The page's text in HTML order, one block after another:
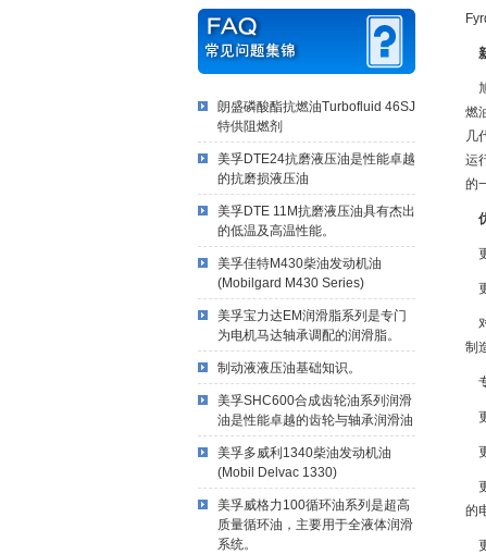
朗盛磷酸酯抗燃油Turbofluid 46SJ
特供阻燃剂
美孚DTE24抗磨液压油是性能卓越
的抗磨损液压油
美孚DTE 11M抗磨液压油具有杰出
的低温及高温性能。
美孚佳特M430柴油发动机油
(Mobilgard M430 Series)
美孚宝力达EM润滑脂系列是专门
为电机马达轴承调配的润滑脂。
制动液液压油基础知识。
美孚SHC600合成齿轮油系列润滑
油是性能卓越的齿轮与轴承润滑油
美孚多威利1340柴油发动机油
(Mobil Delvac 1330)
美孚威格力100循环油系列是超高
质量循环油，主要用于全液体润滑
系统。
燃
几
运
的
制
的